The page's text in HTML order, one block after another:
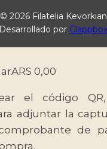
© 2026 Filatelia Kevorkian
Desarrollado por Clappbox
ARS 0,00
el código
adjuntar la
de